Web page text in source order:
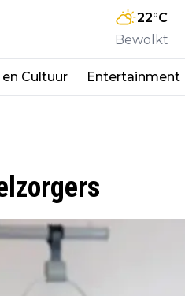
22°C
Bewolkt
Cultuur Entertainment